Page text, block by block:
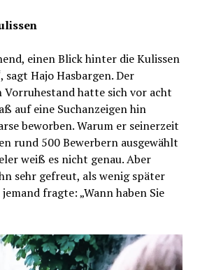
einen Blick hinter die Kulissen
sagt Hajo Hasbargen. Der
hatte sich vor acht
auf eine Suchanzeigen hin
beworben. Warum er seinerzeit
rund 500 Bewerbern ausgewählt
weiß es nicht genau. Aber
sehr gefreut, als wenig später
fragte: „Wann haben Sie